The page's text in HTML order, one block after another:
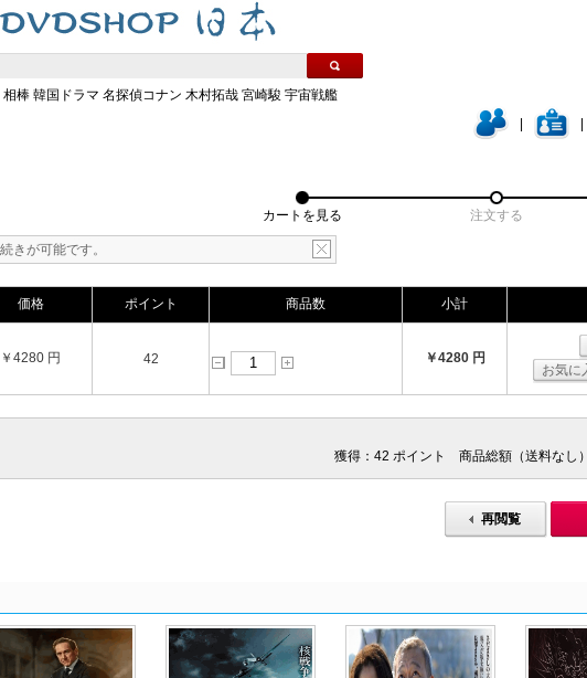
相棒 韓国ドラマ 名探偵コナン 木村拓哉 宮崎駿 宇宙戦艦
カートを見る 注文する
きが可能です。
価格 ポイント 商品数 小計
￥4280 円 42 ￥4280 円
お気に
獲得：42 ポイント 商品総額（送料なし
再閲覧